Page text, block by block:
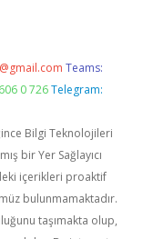
Teams:
0 726 Telegram:
Bilgi Teknolojileri
bir Yer Sağlayıcı
içerikleri proaktif
bulunmamaktadır.
taşımakta olup,